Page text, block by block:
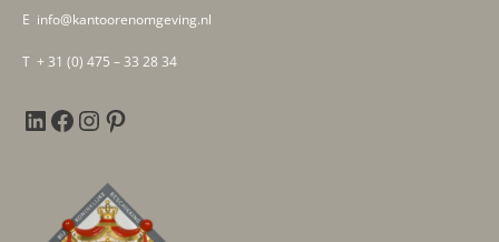
E info@kantoorenomgeving.nl
T + 31 (0) 475 – 33 28 34